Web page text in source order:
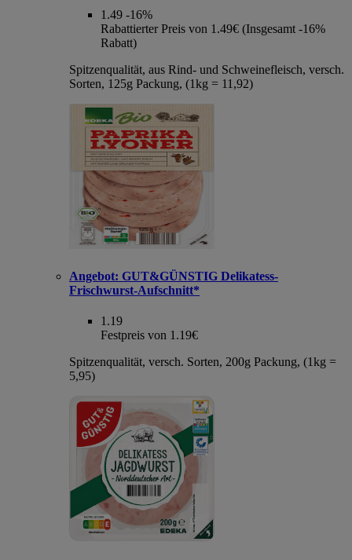
1.49 -16%
Rabattierter Preis von 1.49€ (Insgesamt -16%
Rabatt)
Spitzenqualität, aus Rind- und Schweinefleisch, versch.
Sorten, 125g Packung, (1kg = 11,92)
Angebot: GUT&GÜNSTIG Delikatess-
Frischwurst-Aufschnitt*
1.19
Festpreis von 1.19€
Spitzenqualität, versch. Sorten, 200g Packung, (1kg =
5,95)